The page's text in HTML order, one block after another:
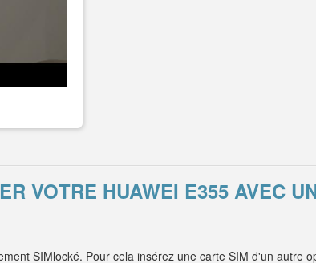
VOTRE HUAWEI E355 AVEC
SIMlocké. Pour cela insérez une carte SIM d'un autre